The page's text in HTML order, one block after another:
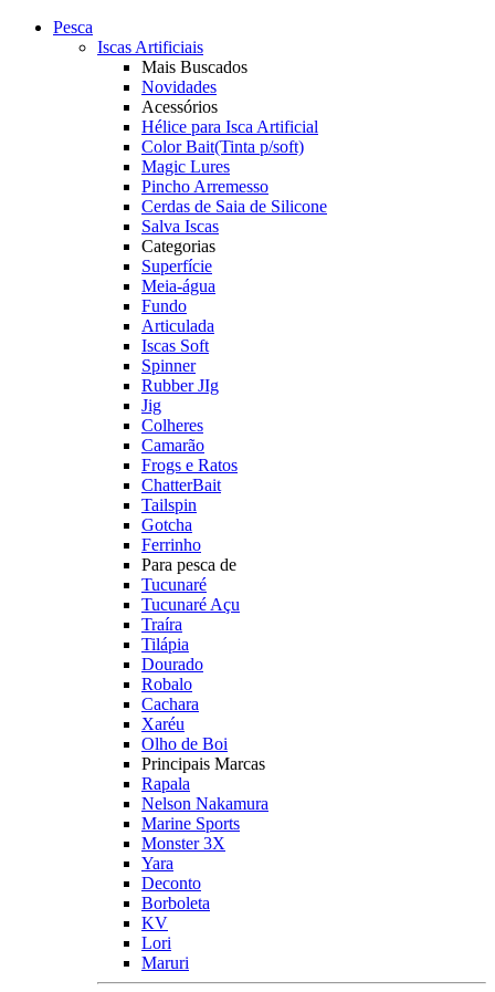
Pesca
Iscas Artificiais
Mais Buscados
Novidades
Acessórios
Hélice para Isca Artificial
Color Bait(Tinta p/soft)
Magic Lures
Pincho Arremesso
Cerdas de Saia de Silicone
Salva Iscas
Categorias
Superfície
Meia-água
Fundo
Articulada
Iscas Soft
Spinner
Rubber JIg
Jig
Colheres
Camarão
Frogs e Ratos
ChatterBait
Tailspin
Gotcha
Ferrinho
Para pesca de
Tucunaré
Tucunaré Açu
Traíra
Tilápia
Dourado
Robalo
Cachara
Xaréu
Olho de Boi
Principais Marcas
Rapala
Nelson Nakamura
Marine Sports
Monster 3X
Yara
Deconto
Borboleta
KV
Lori
Maruri